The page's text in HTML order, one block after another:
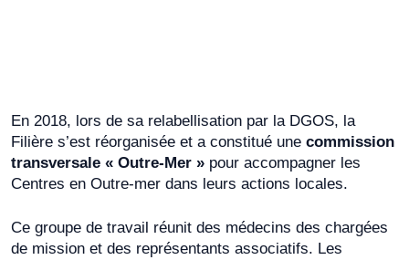
En 2018, lors de sa relabellisation par la DGOS, la
Filière s’est réorganisée et a constitué une commission
transversale « Outre-Mer » pour accompagner les
Centres en Outre-mer dans leurs actions locales.
Ce groupe de travail réunit des médecins des chargées
de mission et des représentants associatifs. Les